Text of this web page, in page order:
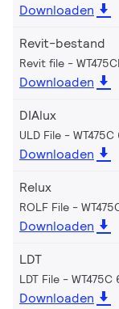
Downloaden
Revit-bestand
Revit file -
Downloaden
DIAlux
ULD File -
Downloaden
Relux
ROLF File -
Downloaden
LDT
LDT File -
Downloaden